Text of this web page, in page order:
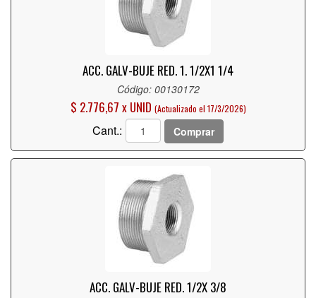
ACC. GALV-BUJE RED. 1. 1/2X1 1/4
Código: 00130172
$ 2.776,67 x UNID (Actualizado el 17/3/2026)
Cant.: Comprar
ACC. GALV-BUJE RED. 1/2X 3/8